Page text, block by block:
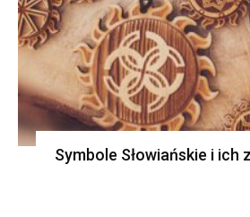
Symbole Słowiańskie i ich